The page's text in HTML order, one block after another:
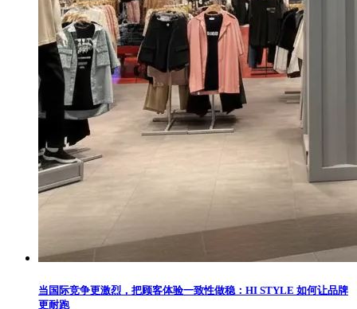
当国际竞争更激烈，把顾客体验一致性做稳：HI STYLE 如何让品牌
更耐跑